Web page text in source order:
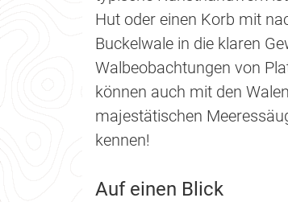
Hut oder einen Korb mit
Buckelwale in die klaren
Walbeobachtungen von
können auch mit den
majestätischen
kennen!
Auf einen Blick